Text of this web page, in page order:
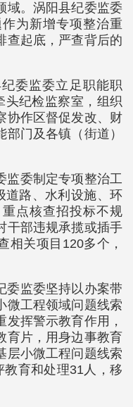
域。涡阳县纪委监委
为新增专项整治重
查起底，严查背后的
委监委立足职能职
头纪检监察室，组织
协作区督促发改、财
门及各镇（街道）
监委制定专项整治工
道路、水利设施、环
点核查招投标不规
干部违规承揽或插手
相关项目120多个，
委监委坚持以办案带
微工程领域问题线索
挥警示教育作用，
育片，用身边事教育
层小微工程问题线索
育和处理31人，移